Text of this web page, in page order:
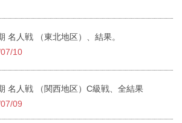
名人戦 （東北地区）、結果。
10
名人戦 （関西地区）C級戦、全結果
09